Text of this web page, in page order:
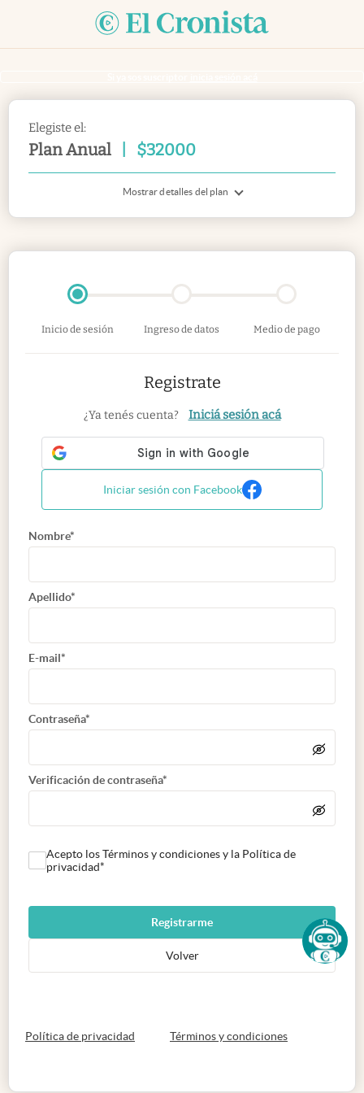
Elegiste el:
Plan Anual $32000
Mostrar detalles del plan
Inicio de sesión Ingreso de datos Medio de pago
Registrate
¿Ya tenés cuenta? Iniciá sesión acá
Iniciar sesión con Facebook
Nombre*
Apellido*
E-mail*
Contraseña*
Verificación de contraseña*
Acepto los Términos y condiciones y la Política de
privacidad*
Registrarme
Volver
Política de privacidad abre en nueva pestaña
Términos y condicionesabre en nueva